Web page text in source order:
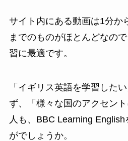
サイト内にある動画は1分か
までのものがほとんどなの
習に最適です。
「イギリス英語を学習した
ず、「様々な国のアクセン
人も、BBC Learning
がでしょうか。